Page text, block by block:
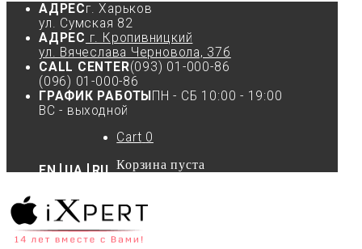
АДРЕСг. Харьков
ул. Сумская 82
АДРЕС г. Кропивницкий
ул. Вячеслава Черновола, 37б
CALL CENTER(093) 01-000-86
(096) 01-000-86
ГРАФИК РАБОТЫ ПН - СБ 10:00 - 19:00
ВС - выходной
EN UA RU
Cart 0
Корзина пуста